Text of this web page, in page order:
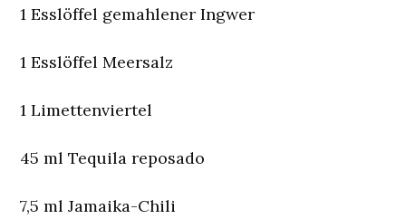
1 Esslöffel gemahlener Ingwer
1 Esslöffel Meersalz
1 Limettenviertel
45 ml Tequila reposado
7,5 ml Jamaika-Chili